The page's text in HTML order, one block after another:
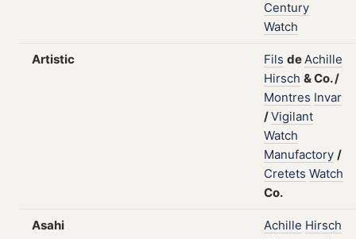
Century
Watch
Artistic Fils deAchille
Hirsch &Co./
Montres Invar
/Vigilant
Watch
Manufactory /
Cretets Watch
Co.
Asahi Achille Hirsch